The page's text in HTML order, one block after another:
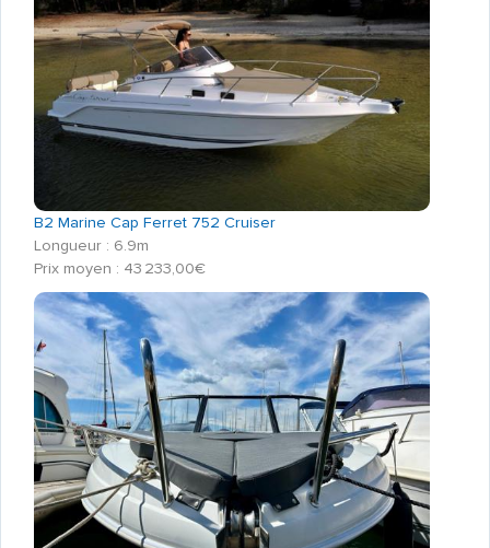
B2 Marine Cap Ferret 752 Cruiser
Longueur : 6.9m
Prix moyen : 43 233,00€